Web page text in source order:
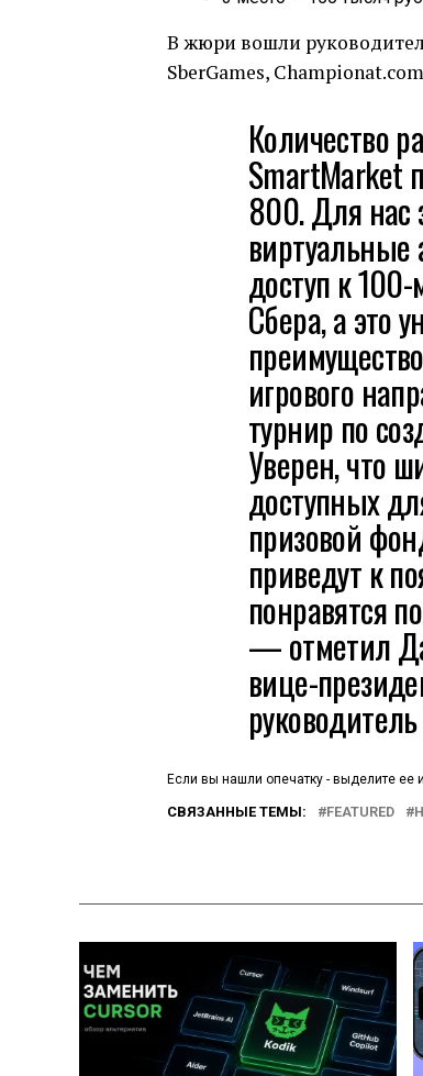
В жюри вошли
SberGames,
Количество
SmartMarket
800. Для нас
виртуальные
доступ к
Сбера, а это
игрового
турнир по
Уверен, что
доступных
призовой
приведут к
понравятся
— отметил
вице-
Если вы нашли опечатку - выделите ее
СВЯЗАННЫЕ ТЕМЫ: FEATURED